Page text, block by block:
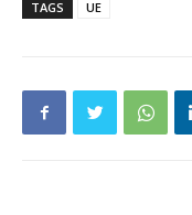
TAGS UE